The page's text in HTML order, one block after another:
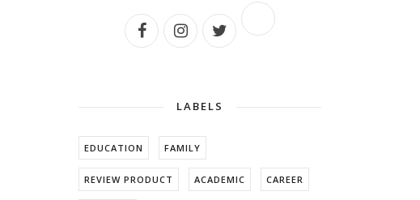
LABELS
EDUCATION FAMILY
REVIEW PRODUCT ACADEMIC CAREER